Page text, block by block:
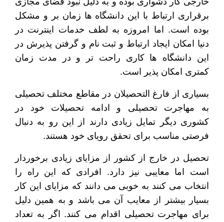
برقراری ارتباط با این دانشگاه ها زمان بر و مشکل
بوده است. اما امروزه به لطف خدمات اینترنت در
دنیا امکان ایجاد ارتباط و ثبت نام و گرفتن پذیرش در
این دانشگاه ها کاری راحت تر و در مدت زمان
کمتری امکان پذیر است.
بسیاری از فارغ التحصیلان در مقاطع مختلف تحصیلی
به مهاجرت تحصیلی و ادامه تحصیلات خود در
کشوری دیگر تمایل زیادی دارند از این رو به دنبال
فرصتی مناسب برای تحقق رویای خود هستند.
تحصیل در خارج از کشور از مزایای زیادی برخوردار
است اما معایبی نیز دارد. افرادی که این راه را
انتخاب می کنند به خوبی می دانند که مزایای این کار
بسیار بیشتر از معایب آن می باشد و به همین دلیل
برای مهاجرت تحصیلی اقدام می کنند. اگر به تعداد